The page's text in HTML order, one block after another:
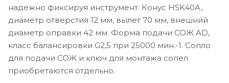
надежно фиксируя инструмент. Конус HSK40A,
диаметр отверстия 12 мм, вылет 70 мм, внешний
диаметр оправки 42 мм. Форма подачи СОЖ AD,
класс балансировки G2,5 при 25000 мин.-1. Сопло
для подачи СОЖ и ключ для монтажа сопел
приобретаются отдельно.